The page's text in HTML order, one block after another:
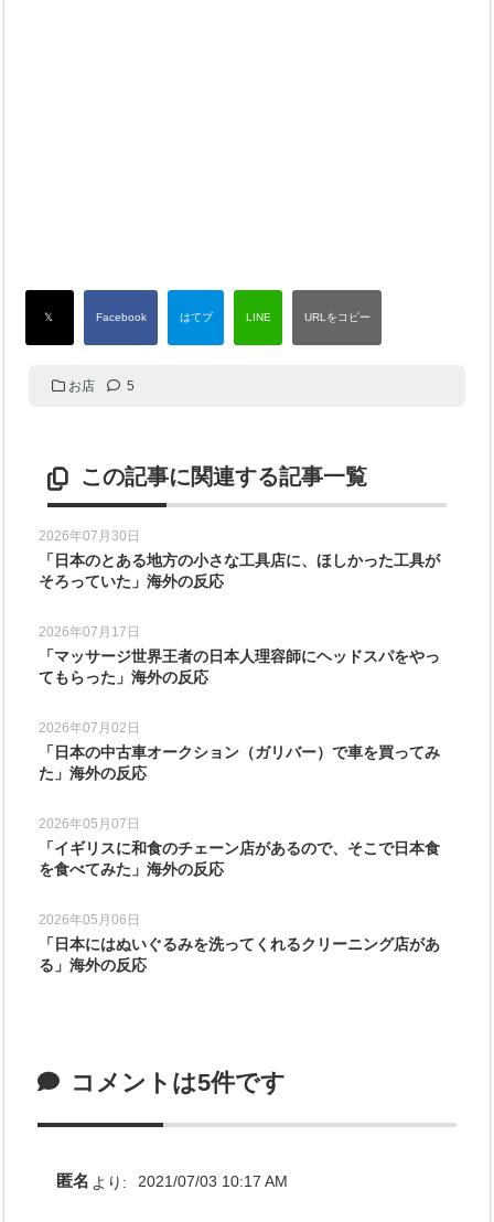
お店 5
この記事に関連する記事一覧
2026年07月30日
「日本のとある地方の小さな工具店に、ほしかった工具が
そろっていた」海外の反応
2026年07月17日
「マッサージ世界王者の日本人理容師にヘッドスパをやっ
てもらった」海外の反応
2026年07月02日
「日本の中古車オークション（ガリバー）で車を買ってみ
た」海外の反応
2026年05月07日
「イギリスに和食のチェーン店があるので、そこで日本食
を食べてみた」海外の反応
2026年05月06日
「日本にはぬいぐるみを洗ってくれるクリーニング店があ
る」海外の反応
コメントは5件です
匿名 より: 2021/07/03 10:17 AM